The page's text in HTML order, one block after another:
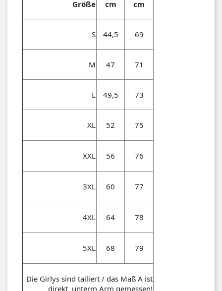
Größe
cm
cm
S 44,5 69
M 47 71
L 49,5 73
XL 52 75
XXL 56 76
3XL 60 77
4XL 64 78
5XL 68 79
Die Girlys sind tailiert / das Maß A ist
direkt unterm Arm gemessen!